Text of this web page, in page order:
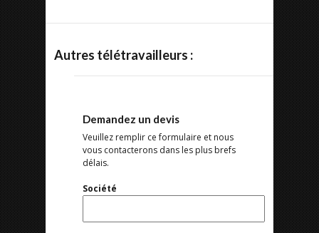
Autres télétravailleurs :
Demandez un devis
Veuillez remplir ce formulaire et nous
vous contacterons dans les plus brefs
délais.
Société